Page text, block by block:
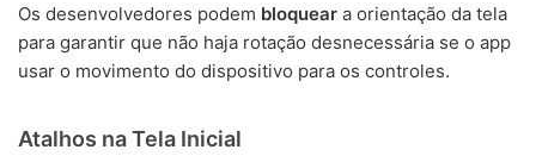
Os desenvolvedores podem bloquear a orientação da tela
para garantir que não haja rotação desnecessária se o app
usar o movimento do dispositivo para os controles.
Atalhos na Tela Inicial